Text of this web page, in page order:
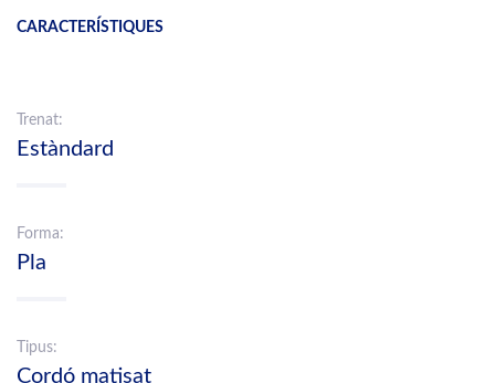
CARACTERÍSTIQUES
Trenat:
Estàndard
Forma:
Pla
Tipus:
Cordó matisat